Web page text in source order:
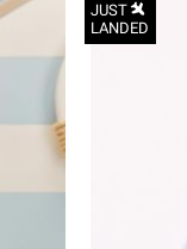
JUST
LANDED